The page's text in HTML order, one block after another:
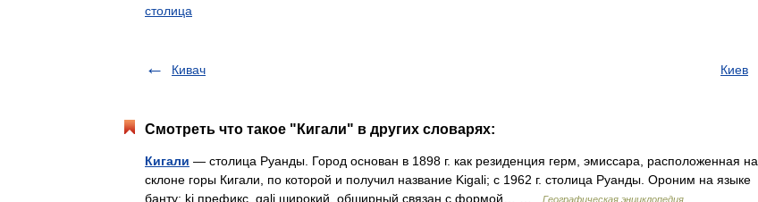
столица
Кивач Киев
Смотреть что такое "Кигали" в других словарях:
Кигали — столица Руанды. Город основан в 1898 г. как резиденция герм, эмиссара, расположенная на
склоне горы Кигали, по которой и получил название Kigali; с 1962 г. столица Руанды. Ороним на языке
банту: ki префикс, gali широкий, обширный связан с формой… …
Географическая энциклопедия